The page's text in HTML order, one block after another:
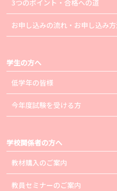
3つのポイント・合格への道
お申し込みの流れ・お申し込み
学生の方へ
低学年の皆様
今年度試験を受ける方
学校関係者の方へ
教材購入のご案内
教員セミナーのご案内